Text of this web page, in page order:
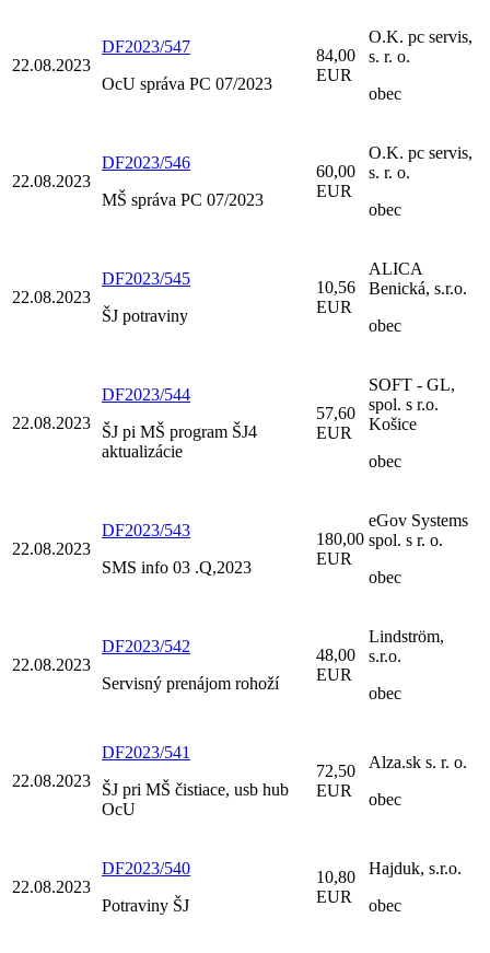
22.08.2023
DF2023/547
OcU správa PC 07/2023
84,00
EUR
O.K. pc servis,
s. r. o.
obec
22.08.2023
DF2023/546
MŠ správa PC 07/2023
60,00
EUR
O.K. pc servis,
s. r. o.
obec
22.08.2023
DF2023/545
ŠJ potraviny
10,56
EUR
ALICA
Benická, s.r.o.
obec
22.08.2023
DF2023/544
ŠJ pi MŠ program ŠJ4
aktualizácie
57,60
EUR
SOFT - GL,
spol. s r.o.
Košice
obec
22.08.2023
DF2023/543
SMS info 03 .Q,2023
180,00
EUR
eGov Systems
spol. s r. o.
obec
22.08.2023
DF2023/542
Servisný prenájom rohoží
48,00
EUR
Lindström,
s.r.o.
obec
22.08.2023
DF2023/541
ŠJ pri MŠ čistiace, usb hub
OcU
72,50
EUR
Alza.sk s. r. o.
obec
22.08.2023
DF2023/540
Potraviny ŠJ
10,80
EUR
Hajduk, s.r.o.
obec